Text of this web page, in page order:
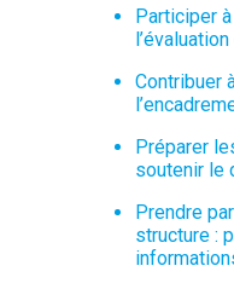
Participer à
Contribuer
Préparer
soutenir le
Prendre
structure :